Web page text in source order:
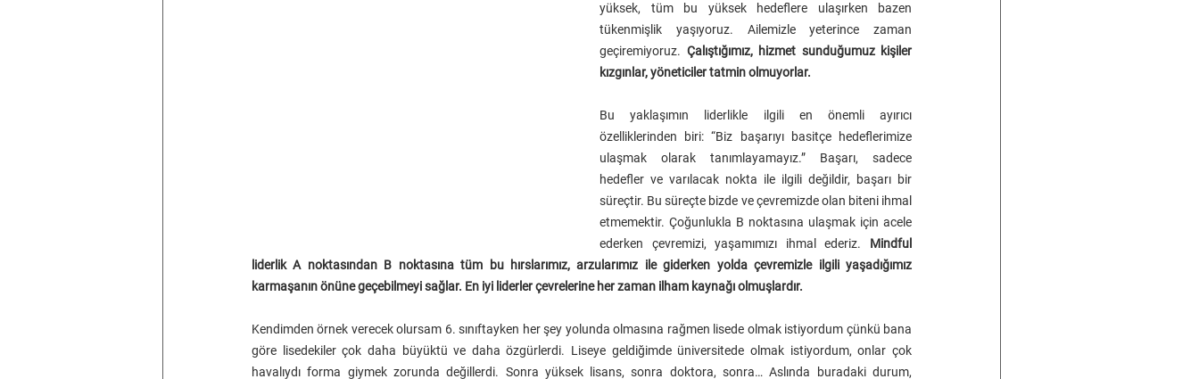
yüksek, tüm bu yüksek hedeflere ulaşırken bazen
tükenmişlik yaşıyoruz. Ailemizle yeterince zaman
geçiremiyoruz. Çalıştığımız, hizmet sunduğumuz kişiler
kızgınlar, yöneticiler tatmin olmuyorlar.
Bu yaklaşımın liderlikle ilgili en önemli ayırıcı
özelliklerinden biri: “Biz başarıyı basitçe hedeflerimize
ulaşmak olarak tanımlayamayız.” Başarı, sadece
hedefler ve varılacak nokta ile ilgili değildir, başarı bir
süreçtir. Bu süreçte bizde ve çevremizde olan biteni ihmal
etmemektir. Çoğunlukla B noktasına ulaşmak için acele
ederken çevremizi, yaşamımızı ihmal ederiz. Mindful
liderlik A noktasından B noktasına tüm bu hırslarımız, arzularımız ile giderken yolda çevremizle ilgili yaşadığımız
karmaşanın önüne geçebilmeyi sağlar. En iyi liderler çevrelerine her zaman ilham kaynağı olmuşlardır.
Kendimden örnek verecek olursam 6. sınıftayken her şey yolunda olmasına rağmen lisede olmak istiyordum çünkü bana
göre lisedekiler çok daha büyüktü ve daha özgürlerdi. Liseye geldiğimde üniversitede olmak istiyordum, onlar çok
havalıydı forma giymek zorunda değillerdi. Sonra yüksek lisans, sonra doktora, sonra… Aslında buradaki durum,